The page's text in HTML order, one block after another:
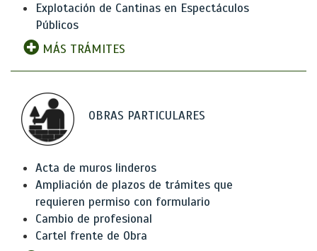
Explotación de Cantinas en Espectáculos
Públicos
MÁS TRÁMITES
OBRAS PARTICULARES
Acta de muros linderos
Ampliación de plazos de trámites que
requieren permiso con formulario
Cambio de profesional
Cartel frente de Obra